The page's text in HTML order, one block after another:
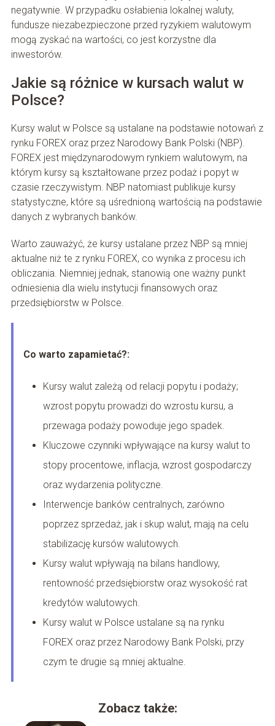
negatywnie. W przypadku osłabienia lokalnej waluty,
fundusze niezabezpieczone przed ryzykiem walutowym
mogą zyskać na wartości, co jest korzystne dla
inwestorów.
Jakie są różnice w kursach walut w
Polsce?
Kursy walut w Polsce są ustalane na podstawie notowań z
rynku FOREX oraz przez Narodowy Bank Polski (NBP).
FOREX jest międzynarodowym rynkiem walutowym, na
którym kursy są kształtowane przez podaż i popyt w
czasie rzeczywistym. NBP natomiast publikuje kursy
statystyczne, które są uśrednioną wartością na podstawie
danych z wybranych banków.
Warto zauważyć, że kursy ustalane przez NBP są mniej
aktualne niż te z rynku FOREX, co wynika z procesu ich
obliczania. Niemniej jednak, stanowią one ważny punkt
odniesienia dla wielu instytucji finansowych oraz
przedsiębiorstw w Polsce.
Co warto zapamietać?:
Kursy walut zależą od relacji popytu i podaży;
wzrost popytu prowadzi do wzrostu kursu, a
przewaga podaży powoduje jego spadek.
Kluczowe czynniki wpływające na kursy walut to
stopy procentowe, inflacja, wzrost gospodarczy
oraz wydarzenia polityczne.
Interwencje banków centralnych, zarówno
poprzez sprzedaż, jak i skup walut, mają na celu
stabilizację kursów walutowych.
Kursy walut wpływają na bilans handlowy,
rentowność przedsiębiorstw oraz wysokość rat
kredytów walutowych.
Kursy walut w Polsce ustalane są na rynku
FOREX oraz przez Narodowy Bank Polski, przy
czym te drugie są mniej aktualne.
Zobacz także: